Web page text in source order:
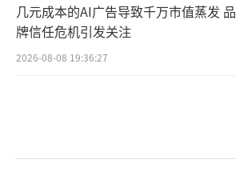
几元成本的AI广告导致千万市值蒸发 品
牌信任危机引发关注
2026-08-08 19:36:27